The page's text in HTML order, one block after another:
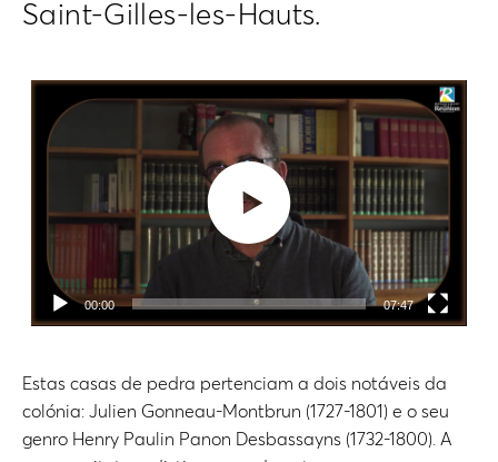
Saint-Gilles-les-Hauts.
vidéo
00:00 07:47
Estas casas de pedra pertenciam a dois notáveis da
colónia: Julien Gonneau-Montbrun (1727-1801) e o seu
genro Henry Paulin Panon Desbassayns (1732-1800). A